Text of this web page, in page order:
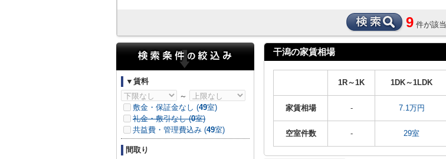
9 件が該当
干潟の家賃相場
1R～1K 1DK～1LDK
家賃相場 - 7.1万円
空室件数 - 29室
▼賃料
～
敷金・保証金なし (49室)
礼金・敷引なし (0室)
共益費・管理費込み (49室)
間取り